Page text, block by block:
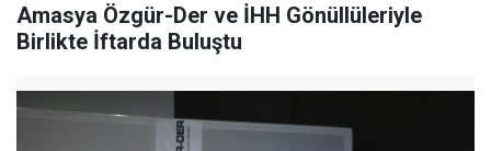
Amasya Özgür-Der ve İHH Gönüllüleriyle
Birlikte İftarda Buluştu